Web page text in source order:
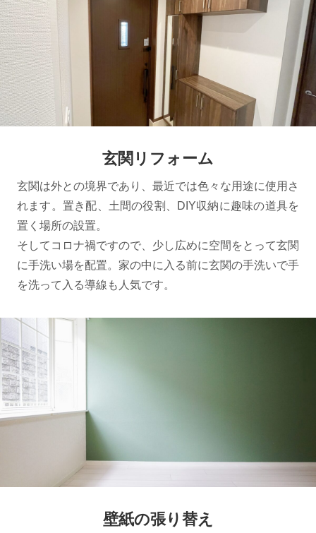
玄関リフォーム
玄関は外との境界であり、最近では色々な用途に使用さ
れます。置き配、土間の役割、DIY収納に趣味の道具を
置く場所の設置。
そしてコロナ禍ですので、少し広めに空間をとって玄関
に手洗い場を配置。家の中に入る前に玄関の手洗いで手
を洗って入る導線も人気です。
壁紙の張り替え